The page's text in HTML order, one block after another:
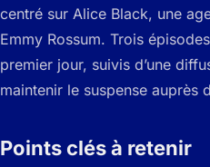
centré sur Alice Black, une
Emmy Rossum. Trois
premier jour, suivis d’une
maintenir le suspense auprès
Points clés à retenir